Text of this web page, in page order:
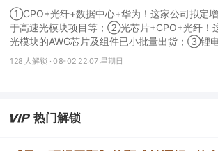
①CPO+光纤+数据中心+华为！这家公司拟定
于高速光模块项目等；②光芯片+CPO+光纤！
光模块的AWG芯片及组件已小批量出货；③锂
物！公司拟定增募资不超过7亿元以切入半导体供
128 人解锁 ·08-02 22:07 星期日
热门解锁